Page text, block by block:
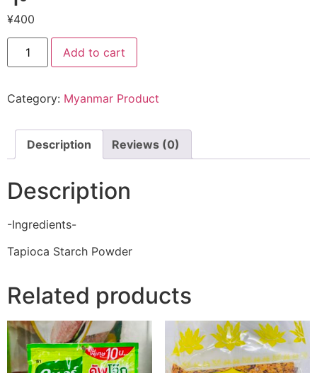
¥400
Add to cart
Category: Myanmar Product
Description Reviews (0)
Description
-Ingredients-
Tapioca Starch Powder
Related products